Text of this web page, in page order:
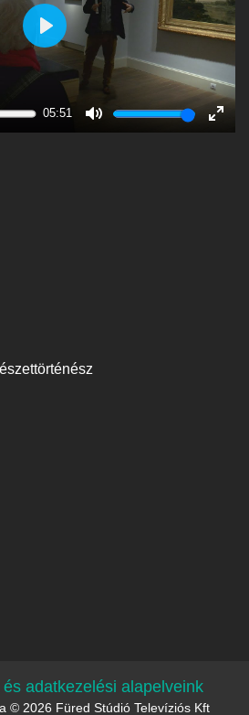
05:51
Mute
Enter
Play
adatkezelési alapelveink
© 2026 Füred Stúdió Televíziós Kft